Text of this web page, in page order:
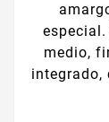
medio,
integrado,